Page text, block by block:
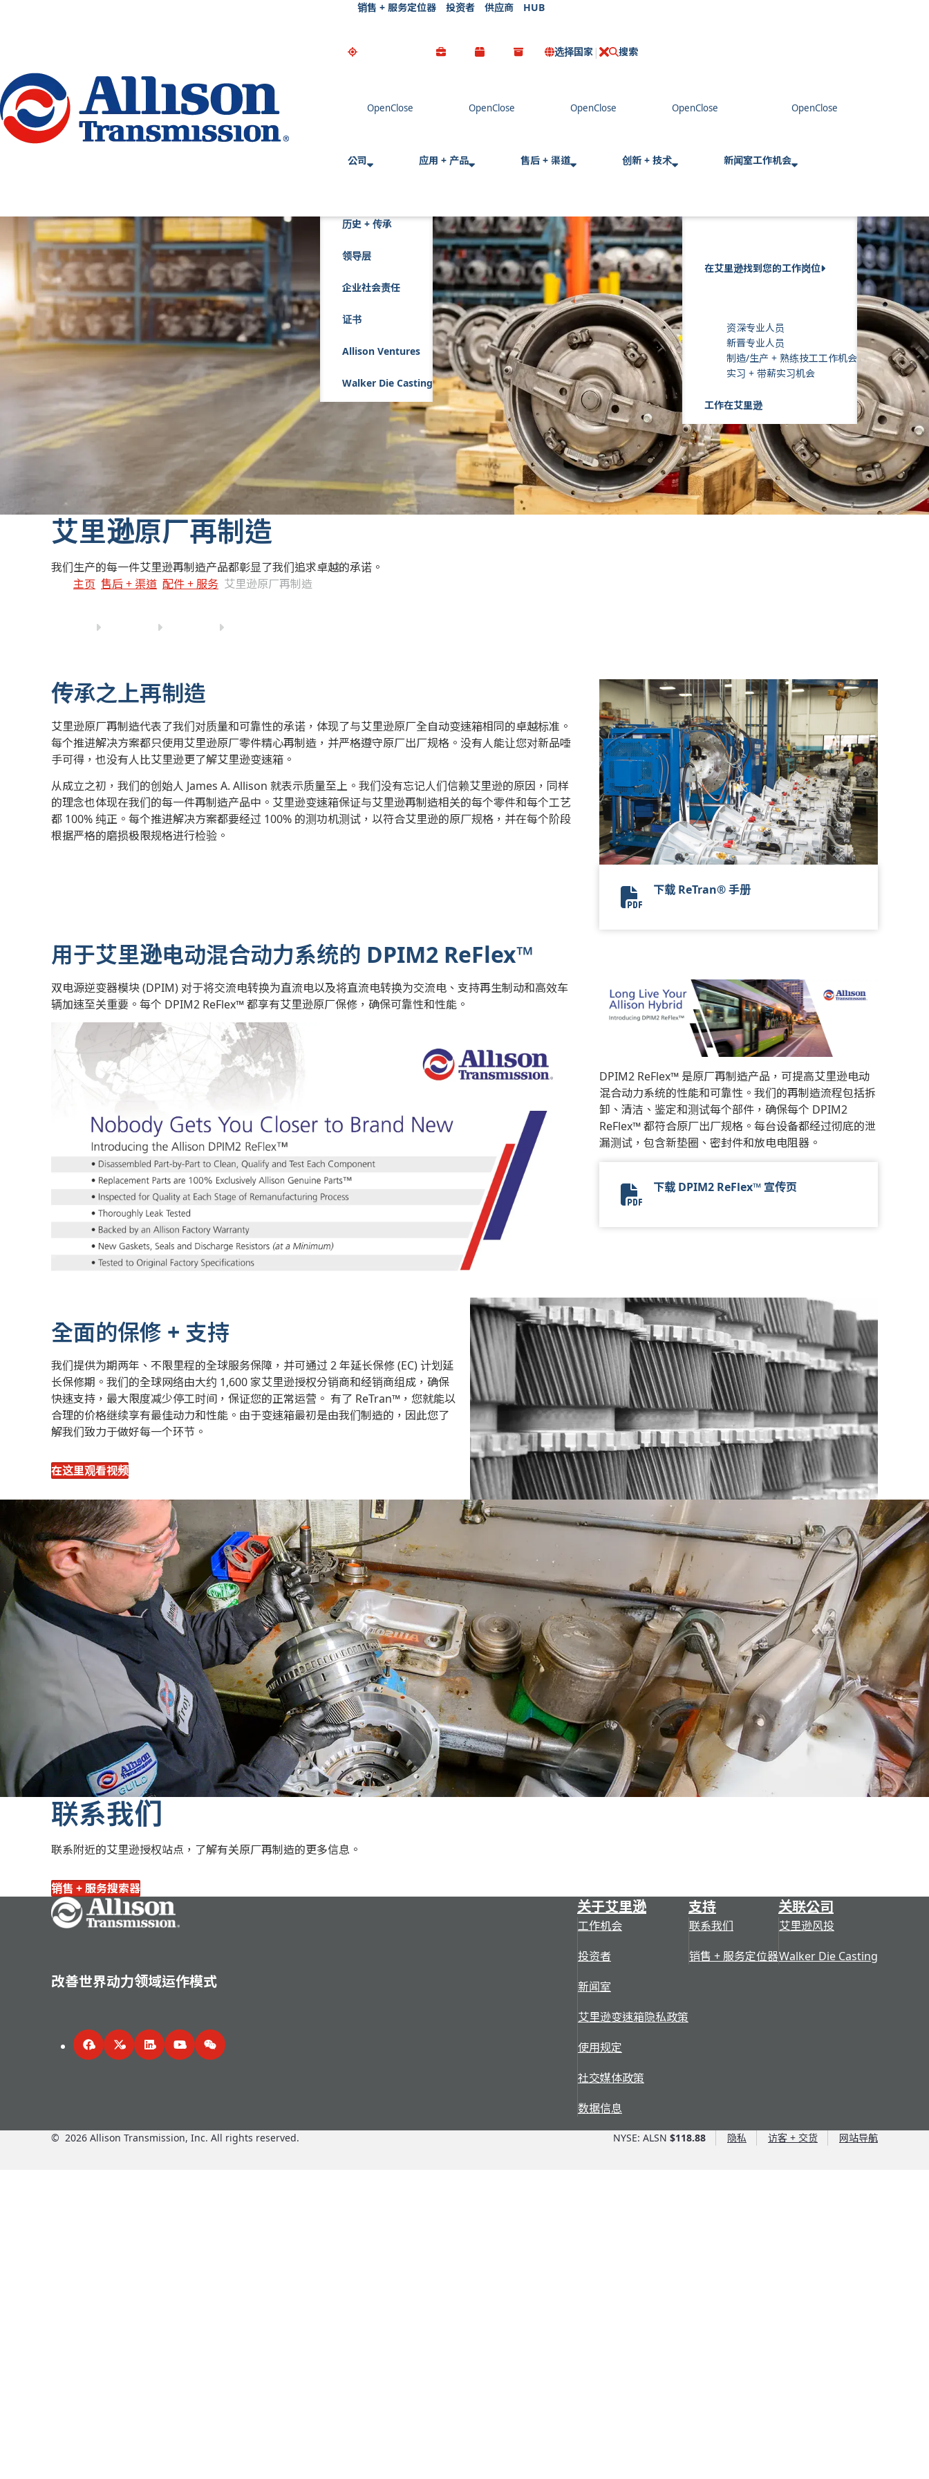
Go Home
销售 + 服务定位器 投资者 供应商 HUB
选择国家 搜索
C
公司
历史 + 传承
领导层
企业社会责任
证书
Allison Ventures
Walker Die Casting
应用 + 产品 售后 + 渠道 创新 + 技术 新闻室工作机会
在艾里逊找到您的工作岗位
资深专业人员
新晋专业人员
制造/生产 + 熟练技工工作机会
实习 + 带薪实习机会
工作在艾里逊
‎艾里逊原厂再制造
我们生产的每一件艾里逊再制造产品都彰显了我们追求卓越的承诺。
主页 售后 + 渠道 配件 + 服务 艾里逊原厂再制造
传承之上再制造
艾里逊原厂再制造代表了我们对质量和可靠性的承诺，体现了与艾里逊原厂全自动变速箱相同的卓越标准。
每个推进解决方案都只使用艾里逊原厂零件精心再制造，并严格遵守原厂出厂规格。没有人能让您对新品唾
手可得， 也没有人比艾里逊更了解艾里逊变速箱。
从成立之初，我们的创始人 James A. Allison 就表示质量至上。我们没有忘记人们信赖艾里逊的原因，同样
的理念也体现在我们的每一件再制造产品中。艾里逊变速箱保证与艾里逊再制造相关的每个零件和每个工艺
都 100% 纯正。每个推进解决方案都要经过 100% 的测功机测试，以符合艾里逊的原厂规格，并在每个阶段
根据严格的磨损极限规格进行检验。
Allison 2024 ReTran
下载 ReTran® 手册
用于艾里逊电动混合动力系统的 DPIM2 ReFlex™
双电源逆变器模块 (DPIM) 对于将交流电转换为直流电以及将直流电转换为交流电、支持再生制动和高效车
辆加速至关重要。每个 DPIM2 ReFlex™ 都享有艾里逊原厂保修，确保可靠性和性能。
DPIM2 ReFlex™ 是原厂再制造产品，可提高艾里逊电动
混合动力系统的性能和可靠性。我们的再制造流程包括拆
卸、清洁、鉴定和测试每个部件，确保每个 DPIM2
ReFlex™ 都符合原厂出厂规格。每台设备都经过彻底的泄
漏测试，包含新垫圈、密封件和放电电阻器。
DPIM2 ReFlex Flyer 2024
下载 DPIM2 ReFlex™ 宣传页
全面的保修 + 支持
我们提供为期两年、不限里程的全球服务保障，并可通过 2 年延长保修 (EC) 计划延
长保修期。我们的全球网络由大约 1,600 家艾里逊授权分销商和经销商组成，确保
快速支持，最大限度减少停工时间，保证您的正常运营。 有了 ReTran™，您就能以
合理的价格继续享有最佳动力和性能。由于变速箱最初是由我们制造的，因此您了
解我们致力于做好每一个环节。
在这里观看视频
联系我们
联系附近的艾里逊授权站点，了解有关原厂再制造的更多信息。
销售 + 服务搜索器
Go Home
改善世界动力领域运作模式
FacebookTwitterLinkedInYouTubeWeChat
关于艾里逊
工作机会
投资者
新闻室
艾里逊变速箱隐私政策
使用规定
社交媒体政策
数据信息
支持
联系我们
销售 + 服务定位器
关联公司
艾里逊风投
Walker Die Casting
© 2026 Allison Transmission, Inc. All rights reserved. NYSE: ALSN $118.88 隐私 访客 + 交货 网站导航